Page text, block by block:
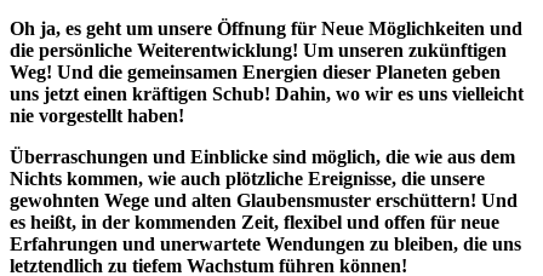
Oh ja, es geht um unsere Öffnung für Neue Möglichkeiten und
die persönliche Weiterentwicklung! Um unseren zukünftigen
Weg! Und die gemeinsamen Energien dieser Planeten geben
uns jetzt einen kräftigen Schub! Dahin, wo wir es uns vielleicht
nie vorgestellt haben!
Überraschungen und Einblicke sind möglich, die wie aus dem
Nichts kommen, wie auch plötzliche Ereignisse, die unsere
gewohnten Wege und alten Glaubensmuster erschüttern! Und
es heißt, in der kommenden Zeit, flexibel und offen für neue
Erfahrungen und unerwartete Wendungen zu bleiben, die uns
letztendlich zu tiefem Wachstum führen können!